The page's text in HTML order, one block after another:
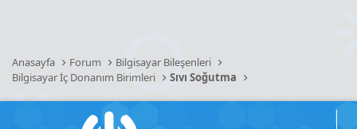
Anasayfa Forum
Bilgisayar Bileşenleri
Bilgisayar İç Donanım Birimleri
Sıvı Soğutma